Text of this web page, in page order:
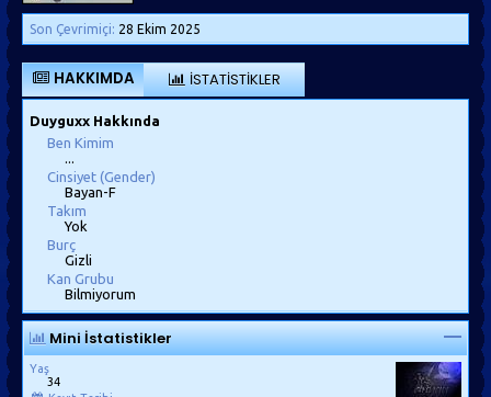
Son Çevrimiçi: 28 Ekim 2025
HAKKIMDA İSTATISTIKLER
Duyguxx Hakkında
Ben Kimim
...
Cinsiyet (Gender)
Bayan-F
Takım
Yok
Burç
Gizli
Kan Grubu
Bilmiyorum
Mini İstatistikler
Yaş
34